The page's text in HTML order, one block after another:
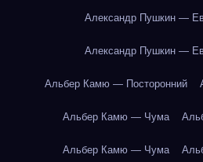
Александр Пушкин —
Александр Пушкин —
Альбер Камю — Посторонний
Альбер Камю — Чума
Альбер Камю — Чума